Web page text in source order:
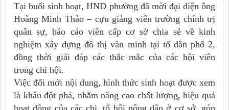
Tại buổi sinh hoạt, HND phường đã mời đại diện ông
Hoàng Minh Thảo – cựu giảng viên trường chính trị
quân sự, báo cáo viên cấp cơ sở chia sẻ về kinh
nghiệm xây dựng đô thị văn minh tại tổ dân phố 2,
đồng thời giải đáp các thắc mắc của các hội viên
trong chi hội.
Việc đổi mới nội dung, hình thức sinh hoạt được xem
là khâu đột phá, nhằm nâng cao chất lượng, hiệu quả
hoạt động của các chi, tổ hội nông dân ở cơ sở, góp